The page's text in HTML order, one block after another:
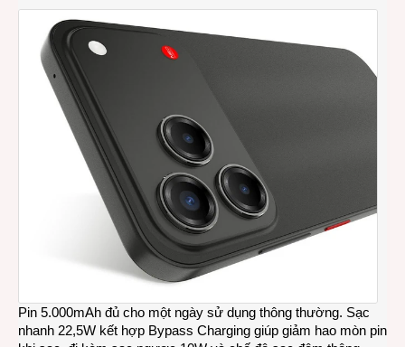
Pin 5.000mAh đủ cho một ngày sử dụng thông thường. Sạc
nhanh 22,5W kết hợp Bypass Charging giúp giảm hao mòn pin